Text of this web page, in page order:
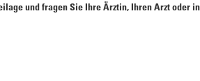
und fragen Sie Ihre Ärztin, Ihren Arzt oder